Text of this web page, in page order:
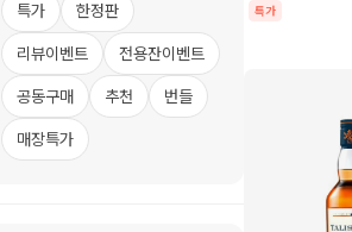
특가 한정판
리뷰이벤트 전용잔이벤트
공동구매 추천 번들
매장특가
특가